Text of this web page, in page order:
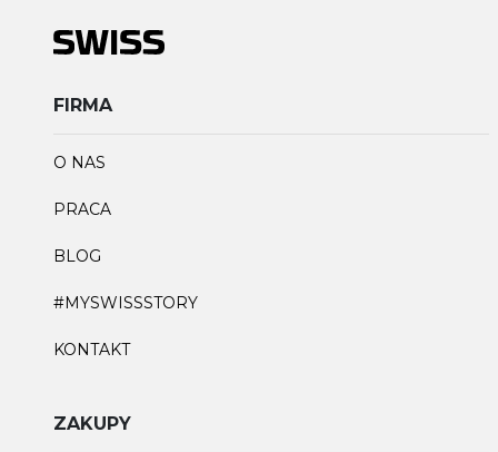
FIRMA
O NAS
PRACA
BLOG
#MYSWISSSTORY
KONTAKT
ZAKUPY